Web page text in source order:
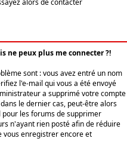
ne peux plus me connecter ?!
sont : vous avez entré un nom
l'e-mail qui vous a été envoyé
a supprimé votre compte
le dernier cas, peut-être alors
pour les forums de supprimer
n'ayant rien posté afin de réduire
vous enregistrer encore et